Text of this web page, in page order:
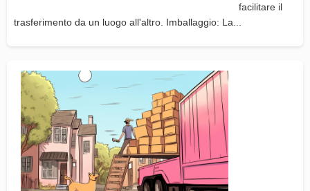
facilitare il
trasferimento da un luogo all'altro. Imballaggio: La...